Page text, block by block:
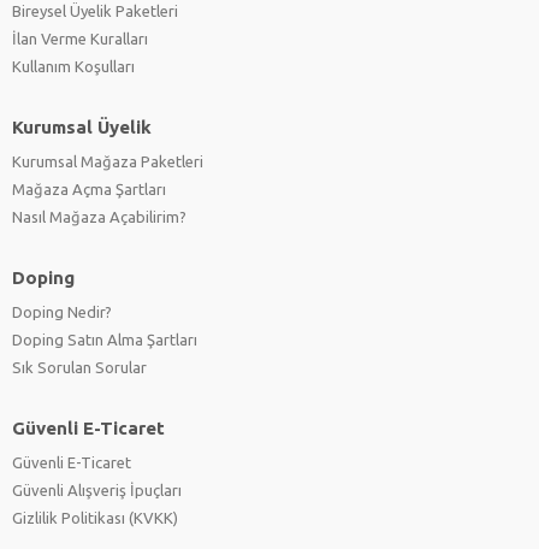
Bireysel Üyelik Paketleri
İlan Verme Kuralları
Kullanım Koşulları
Kurumsal Üyelik
Kurumsal Mağaza Paketleri
Mağaza Açma Şartları
Nasıl Mağaza Açabilirim?
Doping
Doping Nedir?
Doping Satın Alma Şartları
Sık Sorulan Sorular
Güvenli E-Ticaret
Güvenli E-Ticaret
Güvenli Alışveriş İpuçları
Gizlilik Politikası (KVKK)